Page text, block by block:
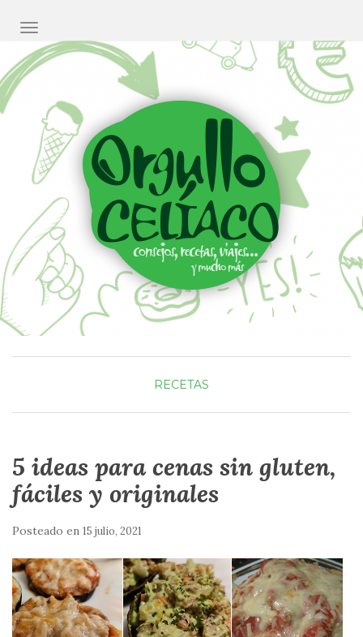
CAMBIAR NAVEGACIÓN
RECETAS
5 ideas para cenas sin gluten,
fáciles y originales
Posteado en 15 julio, 2021